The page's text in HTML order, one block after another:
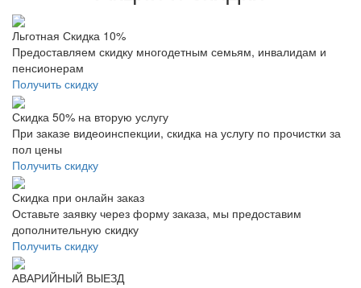
Льготная Скидка 10%
Предоставляем скидку многодетным семьям, инвалидам и
пенсионерам
Получить скидку
Скидка 50% на вторую услугу
При заказе видеоинспекции, скидка на услугу по прочистки за
пол цены
Получить скидку
Скидка при онлайн заказ
Оставьте заявку через форму заказа, мы предоставим
дополнительную скидку
Получить скидку
АВАРИЙНЫЙ ВЫЕЗД